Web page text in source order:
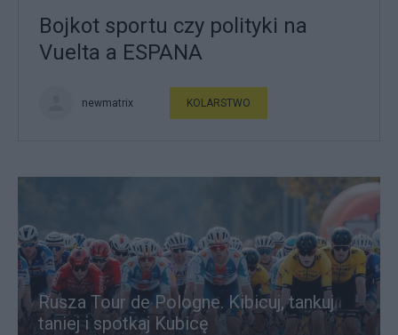
Bojkot sportu czy polityki na
Vuelta a ESPANA
newmatrix KOLARSTWO
Rusza Tour de Pologne. Kibicuj, tankuj
taniej i spotkaj Kubicę